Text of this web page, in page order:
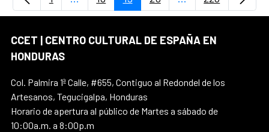
PáginaPáginas intermedias Use TAB para
PáginaPáginaPáginaPáginasPágina
CCET | CENTRO CULTURAL DE ESPAÑA EN
HONDURAS
Col. Palmira 1ª Calle, #655, Contiguo al Redondel de los
Artesanos, Tegucigalpa, Honduras
Horario de apertura al público de Martes a sábado de
10:00a.m. a 8:00p.m